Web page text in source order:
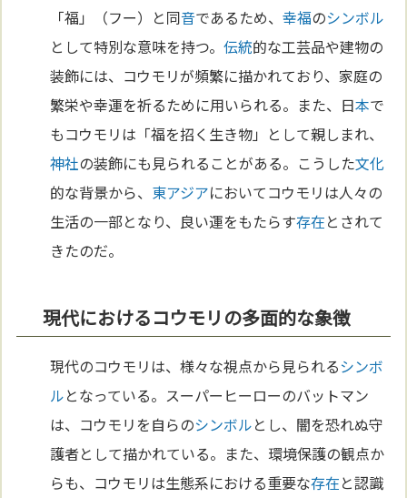
「福」（フー）と同音であるため、幸福のシンボル
として特別な意味を持つ。伝統的な工芸品や建物の
装飾には、コウモリが頻繁に描かれており、家庭の
繁栄や幸運を祈るために用いられる。また、日本で
もコウモリは「福を招く生き物」として親しまれ、
神社の装飾にも見られることがある。こうした文化
的な背景から、 東アジアにおいてコウモリは人々の
生活の一部となり、良い運をもたらす存在とされて
きたのだ。
現代におけるコウモリの多面的な象徴
現代のコウモリは、様々な視点から見られるシンボ
ルとなっている。スーパーヒーローのバットマン
は、コウモリを自らのシンボルとし、闇を恐れぬ守
護者として描かれている。また、環境保護の観点か
らも、コウモリは生態系における重要な存在と認識